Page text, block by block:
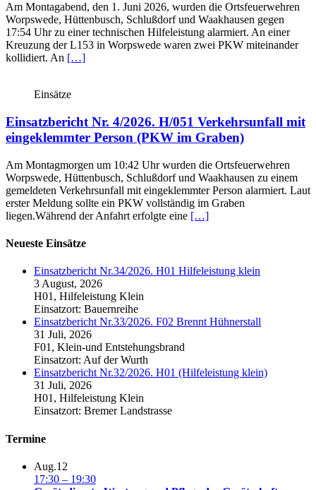
Am Montagabend, den 1. Juni 2026, wurden die Ortsfeuerwehren
Worpswede, Hüttenbusch, Schlußdorf und Waakhausen gegen
17:54 Uhr zu einer technischen Hilfeleistung alarmiert. An einer
Kreuzung der L153 in Worpswede waren zwei PKW miteinander
kollidiert. An […]
Einsätze
Einsatzbericht Nr. 4/2026. H/051 Verkehrsunfall mit
eingeklemmter Person (PKW im Graben)
Am Montagmorgen um 10:42 Uhr wurden die Ortsfeuerwehren
Worpswede, Hüttenbusch, Schlußdorf und Waakhausen zu einem
gemeldeten Verkehrsunfall mit eingeklemmter Person alarmiert. Laut
erster Meldung sollte ein PKW vollständig im Graben
liegen.Während der Anfahrt erfolgte eine […]
Neueste Einsätze
Einsatzbericht Nr.34/2026. H01 Hilfeleistung klein
3 August, 2026
H01, Hilfeleistung Klein
Einsatzort: Bauernreihe
Einsatzbericht Nr.33/2026. F02 Brennt Hühnerstall
31 Juli, 2026
F01, Klein-und Entstehungsbrand
Einsatzort: Auf der Wurth
Einsatzbericht Nr.32/2026. H01 (Hilfeleistung klein)
31 Juli, 2026
H01, Hilfeleistung Klein
Einsatzort: Bremer Landstrasse
Termine
Aug.12
17:30 – 19:30